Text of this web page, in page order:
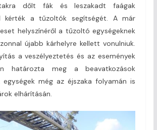
dőlt fák és leszakadt faágak
kérték a tűzoltók segítségét. A már
helyszínéről a tűzoltó egységeknek
újabb kárhelyre kellett vonulniuk.
a veszélyeztetés és az események
határozta meg a beavatkozások
egységek még az éjszaka folyamán is
elhárításán.